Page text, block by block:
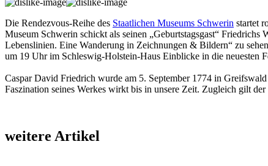
Die Rendezvous-Reihe des Staatlichen Museums Schwerin startet
Museum Schwerin schickt als seinen „Geburtstagsgast“
Lebenslinien. Eine Wanderung in Zeichnungen & Bildern“ zu
um 19 Uhr im Schleswig-Holstein-Haus Einblicke in die neuesten
Caspar David Friedrich wurde am 5. September 1774 in
Faszination seines Werkes wirkt bis in unsere Zeit. Zugleich gilt
weitere Artikel